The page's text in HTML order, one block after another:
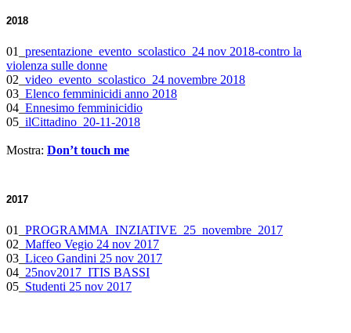
2018
01_ presentazione_evento_ scolastico_24 nov 2018-contro la
violenza sulle donne
02_ video_evento_scolastico_24 novembre 2018
03_ Elenco femminicidi anno 2018
04_ Ennesimo femminicidio
05_ ilCittadino_20-11-2018
Mostra: Don’t touch me
2017
01_ PROGRAMMA_INZIATIVE_25_ novembre_2017
02_ Maffeo Vegio 24 nov 2017
03_ Liceo Gandini 25 nov 2017
04_ 25nov2017_ITIS BASSI
05_ Studenti 25 nov 2017